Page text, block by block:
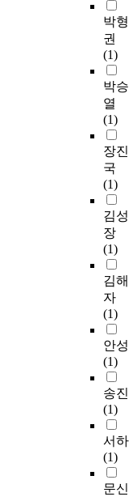
박형
권
(1)
박승
열
(1)
장진
국
(1)
김성
장
(1)
김해
자
(1)
안성
(1)
송진
(1)
서하
(1)
문신